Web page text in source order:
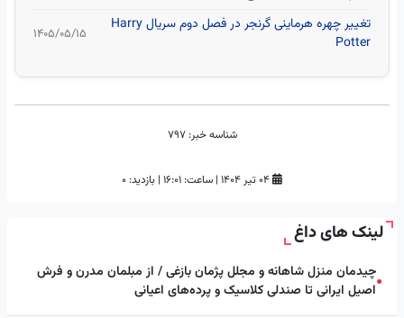
تغییر چهره هرماینی گرنجر در فصل دوم سریال Harry
Potter
۱۴۰۵/۰۵/۱۵
شناسه خبر: 797
| ساعت: ۱۶:۰۱ | بازدید: 0
لینک های داغ
●چیدمان منزل شاهانه و مجلل پژمان بازغی / از مبلمان مدرن و فرش
اصیل ایرانی تا صندلی کلاسیک و پرده‌های اعیانی